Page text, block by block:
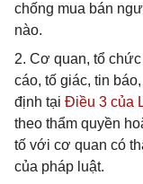
chống mua bán
nào.
2. Cơ quan, tổ
cáo, tố giác, tin
định tại Điều 3 của
theo thẩm quyền
tố với cơ quan có
của pháp luật.